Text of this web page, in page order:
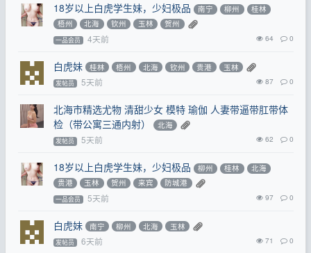
18岁以上白虎学生妹，少妇极品 南宁 柳州
桂林
梧州
北海 钦州 玉林 贺州
一品会员 4天前 64 0
白虎妹 桂林 梧州 北海 钦州 贵港 玉林
发帖员 5天前 87 0
北海市精选尤物 清甜少女 模特 瑜伽 人妻带逼带肛带体
检（带公寓三通内射）
北海
发帖员 5天前 62 0
18岁以上白虎学生妹，少妇极品 柳州 桂林
北海
贵港
玉林 贺州 来宾 防城港
一品会员 5天前 97 0
白虎妹 南宁 柳州 北海 玉林
发帖员 6天前 71 0